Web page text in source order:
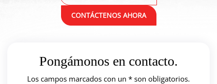
CONTÁCTENOS AHORA
Pongámonos en contacto.
Los campos marcados con un * son obligatorios.